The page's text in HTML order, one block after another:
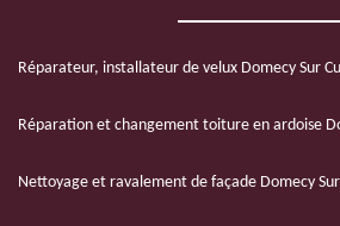
Réparateur, installateur de velux Domecy Sur
Réparation et changement toiture en ardoise
Nettoyage et ravalement de façade Domecy